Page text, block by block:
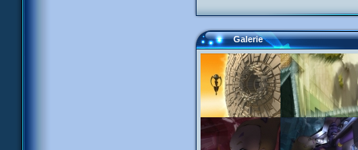
Galerie